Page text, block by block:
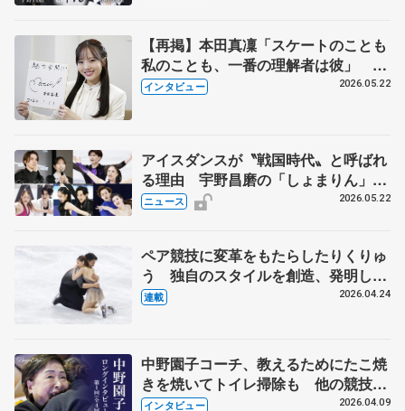
【再掲】本田真凜「スケートのことも
私のことも、一番の理解者は彼」 引
退時の単独インタビューで語った競技
インタビュー 2026.05.22
アイスダンスが〝戦国時代〟と呼ばれ
る理由 宇野昌磨の「しょまりん」ら
実力者が相次いで参戦 国内の競争激
ニュース 2026.05.22
ペア競技に変革をもたらしたりくりゅ
う 独自のスタイルを創造、発明した
【引退発表後②】
連載 2026.04.24
中野園子コーチ、教えるためにたこ焼
きを焼いてトイレ掃除も 他の競技に
も通用するという坂本花織の筋肉
インタビュー 2026.04.09